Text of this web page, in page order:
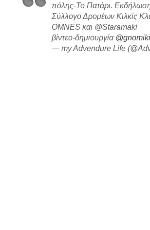
πόλης-Το Πατάρι.
Σύλλογο Δρομέων Κιλκίς
OMNES και @Staramaki
βίντεο-δημιουργία
— my Advendure Life